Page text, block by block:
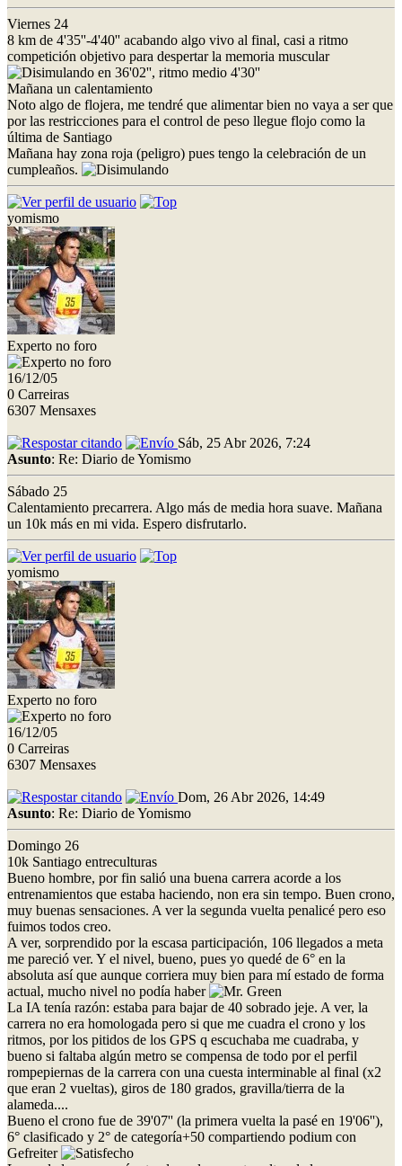
Viernes 24
8 km de 4'35''-4'40'' acabando algo vivo al final, casi a ritmo
competición objetivo para despertar la memoria muscular
en 36'02'', ritmo medio 4'30''
Mañana un calentamiento
Noto algo de flojera, me tendré que alimentar bien no vaya a ser que
por las restricciones para el control de peso llegue flojo como la
última de Santiago
Mañana hay zona roja (peligro) pues tengo la celebración de un
cumpleaños.
yomismo
Experto no foro
16/12/05
0 Carreiras
6307 Mensaxes
Sáb, 25 Abr 2026, 7:24
Asunto: Re: Diario de Yomismo
Sábado 25
Calentamiento precarrera. Algo más de media hora suave. Mañana
un 10k más en mi vida. Espero disfrutarlo.
yomismo
Experto no foro
16/12/05
0 Carreiras
6307 Mensaxes
Dom, 26 Abr 2026, 14:49
Asunto: Re: Diario de Yomismo
Domingo 26
10k Santiago entreculturas
Bueno hombre, por fin salió una buena carrera acorde a los
entrenamientos que estaba haciendo, non era sin tempo. Buen crono,
muy buenas sensaciones. A ver la segunda vuelta penalicé pero eso
fuimos todos creo.
A ver, sorprendido por la escasa participación, 106 llegados a meta
me pareció ver. Y el nivel, bueno, pues yo quedé de 6° en la
absoluta así que aunque corriera muy bien para mí estado de forma
actual, mucho nivel no podía haber
La IA tenía razón: estaba para bajar de 40 sobrado jeje. A ver, la
carrera no era homologada pero si que me cuadra el crono y los
ritmos, por los pitidos de los GPS q escuchaba me cuadraba, y
bueno si faltaba algún metro se compensa de todo por el perfil
rompepiernas de la carrera con una cuesta interminable al final (x2
que eran 2 vueltas), giros de 180 grados, gravilla/tierra de la
alameda....
Bueno el crono fue de 39'07'' (la primera vuelta la pasé en 19'06''),
6° clasificado y 2° de categoría+50 compartiendo podium con
Gefreiter